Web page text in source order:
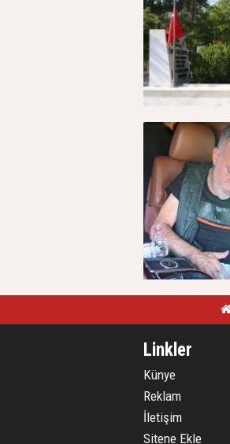
Linkler
Künye
Reklam
İletişim
Sitene Ekle